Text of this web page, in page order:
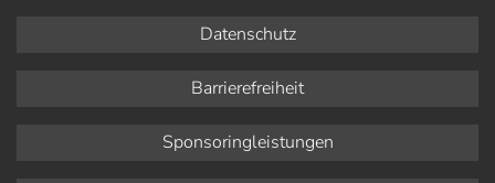
Datenschutz
Barrierefreiheit
Sponsoringleistungen